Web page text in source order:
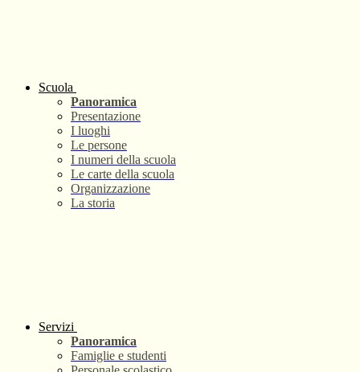
Scuola
Panoramica
Presentazione
I luoghi
Le persone
I numeri della scuola
Le carte della scuola
Organizzazione
La storia
Servizi
Panoramica
Famiglie e studenti